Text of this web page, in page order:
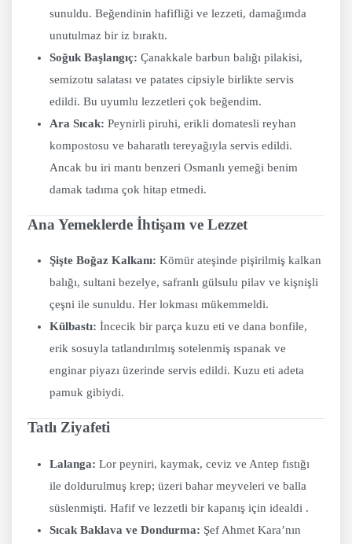
sunuldu. Beğendinin hafifliği ve lezzeti, damağımda
unutulmaz bir iz bıraktı.
Soğuk Başlangıç: Çanakkale barbun balığı pilakisi,
semizotu salatası ve patates cipsiyle birlikte servis
edildi. Bu uyumlu lezzetleri çok beğendim.
Ara Sıcak: Peynirli piruhi, erikli domatesli reyhan
kompostosu ve baharatlı tereyağıyla servis edildi.
Ancak bu iri mantı benzeri Osmanlı yemeği benim
damak tadıma çok hitap etmedi.
Ana Yemeklerde İhtişam ve Lezzet
Şişte Boğaz Kalkanı: Kömür ateşinde pişirilmiş kalkan
balığı, sultani bezelye, safranlı gülsulu pilav ve kişnişli
çeşni ile sunuldu. Her lokması mükemmeldi.
Külbastı: İncecik bir parça kuzu eti ve dana bonfile,
erik sosuyla tatlandırılmış sotelenmiş ıspanak ve
enginar piyazı üzerinde servis edildi. Kuzu eti adeta
pamuk gibiydi.
Tatlı Ziyafeti
Lalanga: Lor peyniri, kaymak, ceviz ve Antep fıstığı
ile doldurulmuş krep; üzeri bahar meyveleri ve balla
süslenmişti. Hafif ve lezzetli bir kapanış için idealdi .
Sıcak Baklava ve Dondurma: Şef Ahmet Kara’nın